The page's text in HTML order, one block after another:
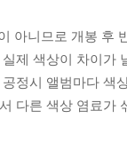
아니므로 개봉 후
제 색상이 차이가
정시 앨범마다 색
다른 색상 염료가